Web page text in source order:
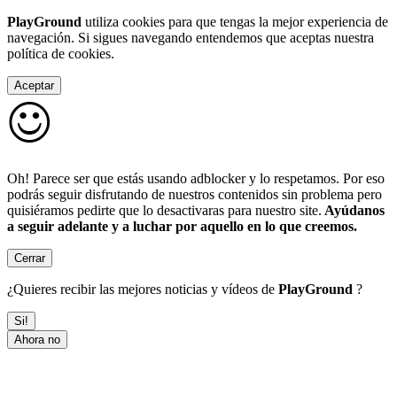
PlayGround utiliza cookies para que tengas la mejor experiencia de
navegación. Si sigues navegando entendemos que aceptas nuestra
política de cookies.
Aceptar
Oh! Parece ser que estás usando adblocker y lo respetamos. Por eso
podrás seguir disfrutando de nuestros contenidos sin problema pero
quisiéramos pedirte que lo desactivaras para nuestro site. Ayúdanos
a seguir adelante y a luchar por aquello en lo que creemos.
Cerrar
¿Quieres recibir las mejores noticias y vídeos de PlayGround ?
Si!
Ahora no